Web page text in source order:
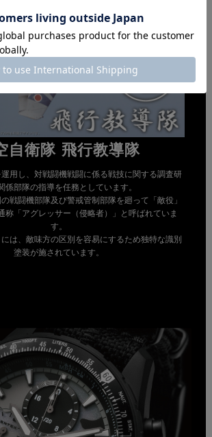
自衛隊 飛行教導隊
運用し、対戦闘機戦闘に係る戦技に関する調査研
係部隊の指導を任務としています。
戦闘機部隊及び警戒管制部隊を廻って「敵役」
称「アグレッサー（侵略者）」と呼ばれていま
す。
は、敵味方の区別を容易にするため独特な識別
塗装が施されています。